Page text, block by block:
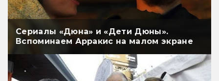
Сериалы «Дюна» и «Дети Дюны».
Вспоминаем Арракис на малом экране